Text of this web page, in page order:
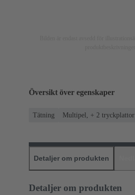
Översikt över egenskaper
Tätning Multipel, + 2 tryckplattor
Detaljer om produkten
Detaljer om produkten